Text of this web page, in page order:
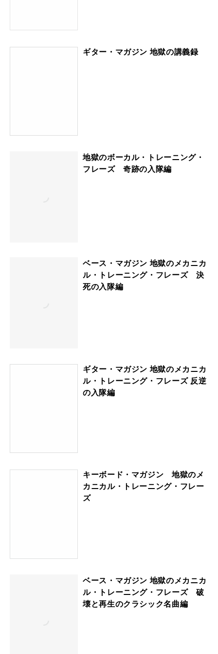
ギター・マガジン 地獄の講義録
地獄のボーカル・トレーニング・
フレーズ 奇跡の入隊編
ベース・マガジン 地獄のメカニカ
ル・トレーニング・フレーズ 決
死の入隊編
ギター・マガジン 地獄のメカニカ
ル・トレーニング・フレーズ 反逆
の入隊編
キーボード・マガジン 地獄のメ
カニカル・トレーニング・フレー
ズ
ベース・マガジン 地獄のメカニカ
ル・トレーニング・フレーズ 破
壊と再生のクラシック名曲編